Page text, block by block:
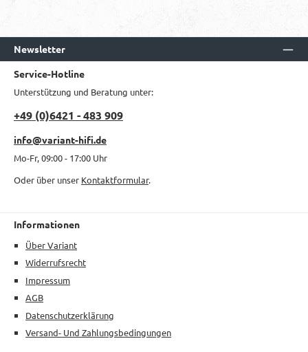
Newsletter
Service-Hotline
Unterstützung und Beratung unter:
+49 (0)6421 - 483 909
info@variant-hifi.de
Mo-Fr, 09:00 - 17:00 Uhr
Oder über unser Kontaktformular.
Informationen
Über Variant
Widerrufsrecht
Impressum
AGB
Datenschutzerklärung
Versand- Und Zahlungsbedingungen